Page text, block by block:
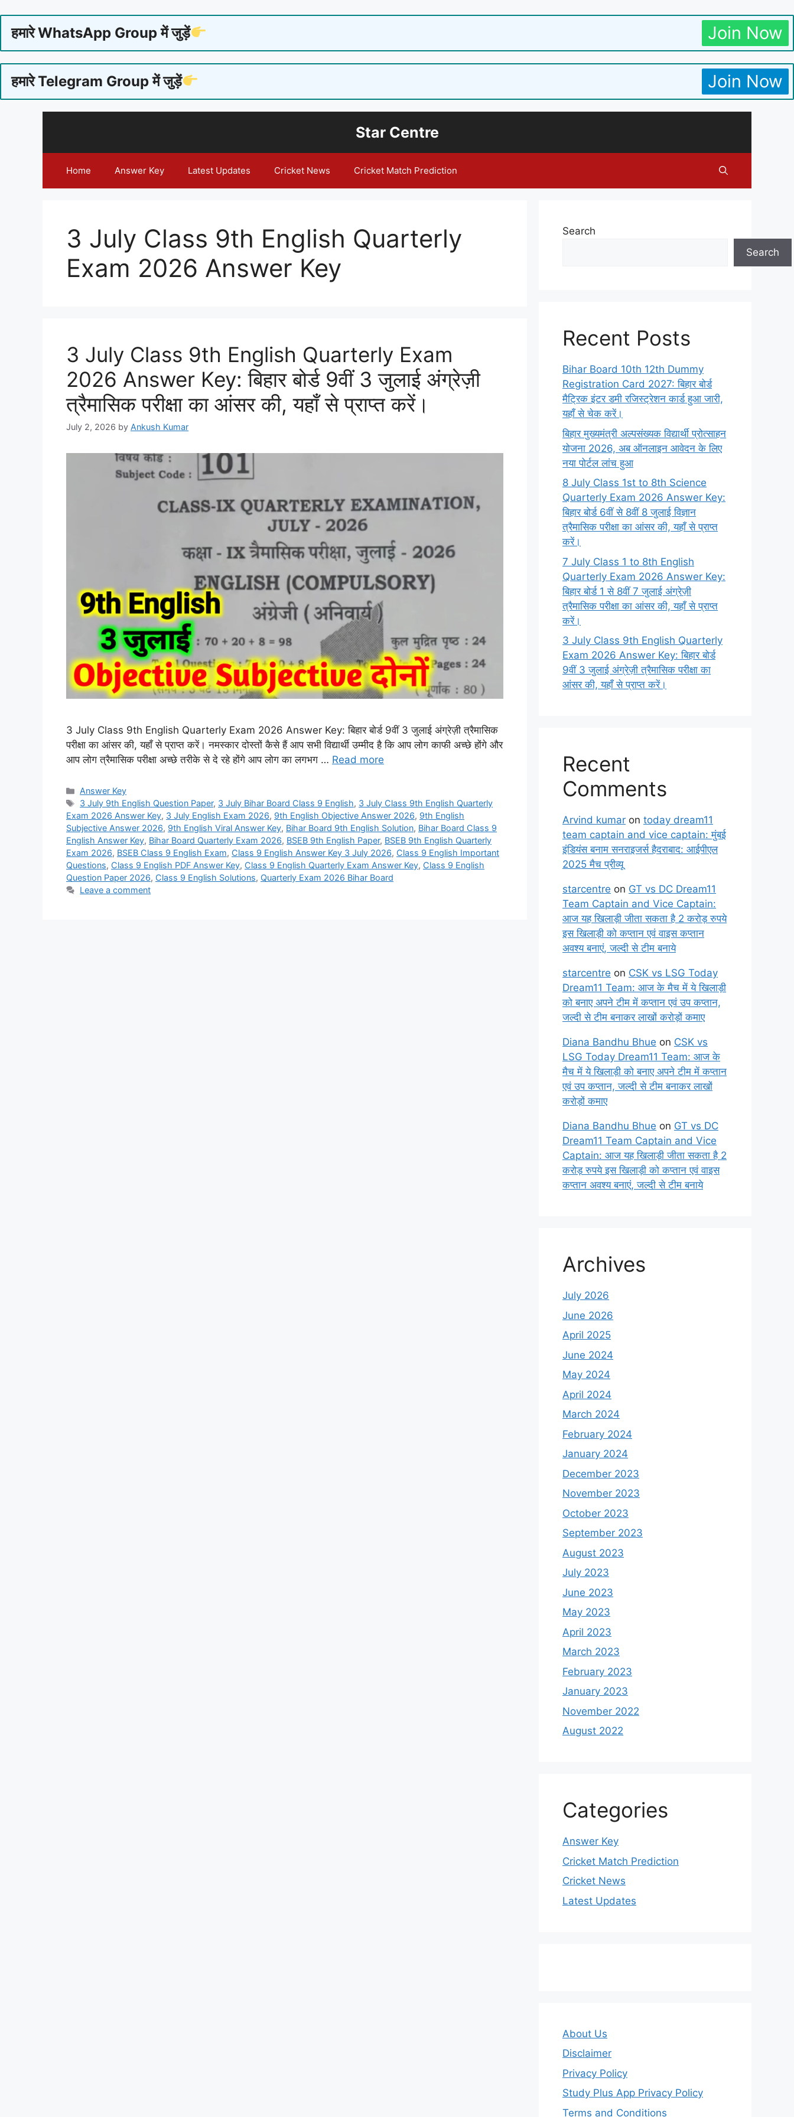
हमारे WhatsApp Group में जुड़ें Join Now
हमारे Telegram Group में जुड़ें Join Now
Star Centre
Home Answer Key Latest Updates Cricket News Cricket Match Prediction
3 July Class 9th English Quarterly
Exam 2026 Answer Key
3 July Class 9th English Quarterly Exam
2026 Answer Key: बिहार बोर्ड 9वीं 3 जुलाई अंग्रेज़ी
त्रैमासिक परीक्षा का आंसर की, यहाँ से प्राप्त करें।
July 2, 2026 by Ankush Kumar
3 July Class 9th English Quarterly Exam 2026 Answer Key: बिहार बोर्ड 9वीं 3 जुलाई अंग्रेज़ी त्रैमासिक
परीक्षा का आंसर की, यहाँ से प्राप्त करें। नमस्कार दोस्तों कैसे हैं आप सभी विद्यार्थी उम्मीद है कि आप लोग काफी अच्छे होंगे और
आप लोग त्रैमासिक परीक्षा अच्छे तरीके से दे रहे होंगे आप लोग का लगभग … Read more
Categories
Answer Key
Tags
3 July 9th English Question Paper, 3 July Bihar Board Class 9 English, 3 July Class 9th English Quarterly
Exam 2026 Answer Key, 3 July English Exam 2026, 9th English Objective Answer 2026, 9th English
Subjective Answer 2026, 9th English Viral Answer Key, Bihar Board 9th English Solution, Bihar Board Class 9
English Answer Key, Bihar Board Quarterly Exam 2026, BSEB 9th English Paper, BSEB 9th English Quarterly
Exam 2026, BSEB Class 9 English Exam, Class 9 English Answer Key 3 July 2026, Class 9 English Important
Questions, Class 9 English PDF Answer Key, Class 9 English Quarterly Exam Answer Key, Class 9 English
Question Paper 2026, Class 9 English Solutions, Quarterly Exam 2026 Bihar Board
Leave a comment
Search
Search
Recent Posts
Bihar Board 10th 12th Dummy
Registration Card 2027: बिहार बोर्ड
मैट्रिक इंटर डमी रजिस्ट्रेशन कार्ड हुआ जारी,
यहाँ से चेक करें।
बिहार मुख्यमंत्री अल्पसंख्यक विद्यार्थी प्रोत्साहन
योजना 2026, अब ऑनलाइन आवेदन के लिए
नया पोर्टल लांच हुआ
8 July Class 1st to 8th Science
Quarterly Exam 2026 Answer Key:
बिहार बोर्ड 6वीं से 8वीं 8 जुलाई विज्ञान
त्रैमासिक परीक्षा का आंसर की, यहाँ से प्राप्त
करें।
7 July Class 1 to 8th English
Quarterly Exam 2026 Answer Key:
बिहार बोर्ड 1 से 8वीं 7 जुलाई अंग्रेज़ी
त्रैमासिक परीक्षा का आंसर की, यहाँ से प्राप्त
करें।
3 July Class 9th English Quarterly
Exam 2026 Answer Key: बिहार बोर्ड
9वीं 3 जुलाई अंग्रेज़ी त्रैमासिक परीक्षा का
आंसर की, यहाँ से प्राप्त करें।
Recent
Comments
Arvind kumar on today dream11
team captain and vice captain: मुंबई
इंडियंस बनाम सनराइजर्स हैदराबाद: आईपीएल
2025 मैच प्रीव्यू
starcentre on GT vs DC Dream11
Team Captain and Vice Captain:
आज यह खिलाड़ी जीता सकता है 2 करोड़ रुपये
इस खिलाड़ी को कप्तान एवं वाइस कप्तान
अवश्य बनाएं, जल्दी से टीम बनाये
starcentre on CSK vs LSG Today
Dream11 Team: आज के मैच में ये खिलाड़ी
को बनाए अपने टीम में कप्तान एवं उप कप्तान,
जल्दी से टीम बनाकर लाखों करोड़ों कमाए
Diana Bandhu Bhue on CSK vs
LSG Today Dream11 Team: आज के
मैच में ये खिलाड़ी को बनाए अपने टीम में कप्तान
एवं उप कप्तान, जल्दी से टीम बनाकर लाखों
करोड़ों कमाए
Diana Bandhu Bhue on GT vs DC
Dream11 Team Captain and Vice
Captain: आज यह खिलाड़ी जीता सकता है 2
करोड़ रुपये इस खिलाड़ी को कप्तान एवं वाइस
कप्तान अवश्य बनाएं, जल्दी से टीम बनाये
Archives
July 2026
June 2026
April 2025
June 2024
May 2024
April 2024
March 2024
February 2024
January 2024
December 2023
November 2023
October 2023
September 2023
August 2023
July 2023
June 2023
May 2023
April 2023
March 2023
February 2023
January 2023
November 2022
August 2022
Categories
Answer Key
Cricket Match Prediction
Cricket News
Latest Updates
About Us
Disclaimer
Privacy Policy
Study Plus App Privacy Policy
Terms and Conditions